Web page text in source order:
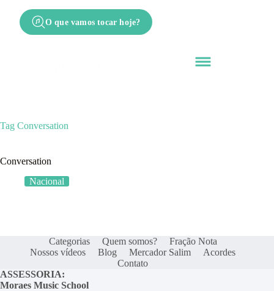
O que vamos tocar hoje?
Tag Conversation
Conversation
Nacional
Categorias Quem somos?
Fração Nota
Nossos vídeos
Blog Mercador Salim
Acordes
Contato
ASSESSORIA:
Moraes Music School